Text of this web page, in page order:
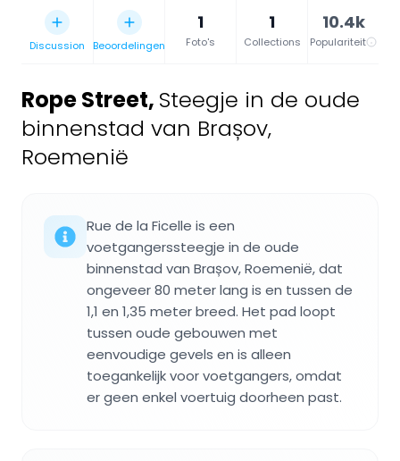
Discussion Beoordelingen
1
Foto's
1
Collections
10.4k
Populariteit
Rope Street, Steegje in de oude
binnenstad van Brașov,
Roemenië
Rue de la Ficelle is een
voetgangerssteegje in de oude
binnenstad van Brașov, Roemenië, dat
ongeveer 80 meter lang is en tussen de
1,1 en 1,35 meter breed. Het pad loopt
tussen oude gebouwen met
eenvoudige gevels en is alleen
toegankelijk voor voetgangers, omdat
er geen enkel voertuig doorheen past.